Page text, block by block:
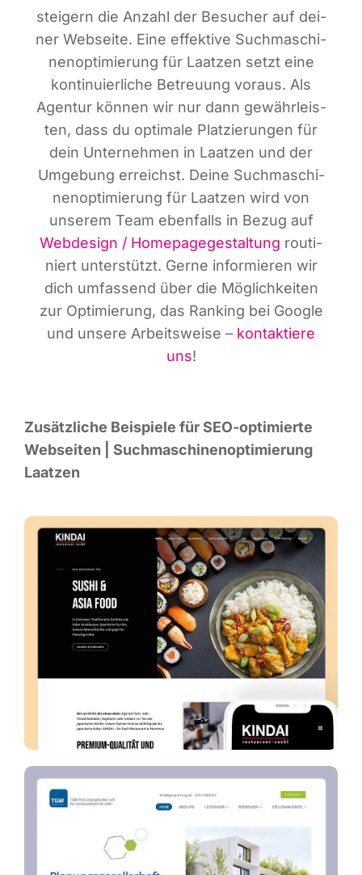
stei­gern die Anzahl der Besu­cher auf dei­
ner Web­sei­te. Eine effek­ti­ve Such­ma­schi­
nen­op­ti­mie­rung für Laat­zen setzt eine
kon­ti­nu­ier­li­che Betreu­ung vor­aus. Als
Agen­tur kön­nen wir nur dann gewähr­leis­
ten, dass du opti­ma­le Plat­zie­run­gen für
dein Unter­neh­men in Laat­zen und der
Umge­bung erreichst. Dei­ne Such­ma­schi­
nen­op­ti­mie­rung für Laat­zen wird von
unse­rem Team eben­falls in Bezug auf
Web­de­sign / Home­page­ge­stal­tung rou­ti­
niert unter­stützt. Ger­ne infor­mie­ren wir
dich umfas­send über die Mög­lich­kei­ten
zur Opti­mie­rung, das Ran­king bei Goog­le
und unse­re Arbeits­wei­se – kon­tak­tie­re
uns!
Zusätz­li­che Bei­spie­le für SEO-opti­mier­te
Web­sei­ten | Such­ma­schi­nen­op­ti­mie­rung
Laatzen